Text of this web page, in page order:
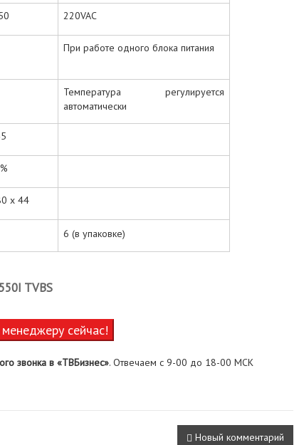
220VAC
При работе одного блока питания
Температура регулируется
автоматически
x 44
6 (в упаковке)
TVBS
сейчас!
звонка в «ТВБизнес». Отвечаем с 9-00 до 18-00 МСК
Новый комментарий